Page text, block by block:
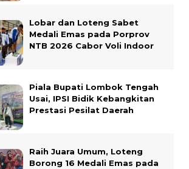
Lobar dan Loteng Sabet
Medali Emas pada Porprov
NTB 2026 Cabor Voli Indoor
Piala Bupati Lombok Tengah
Usai, IPSI Bidik Kebangkitan
Prestasi Pesilat Daerah
Raih Juara Umum, Loteng
Borong 16 Medali Emas pada